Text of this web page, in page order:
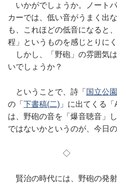
いかがでしょうか。ノート
カーでは、低い音がうまく出
も、これほどの低音になると
程」というものを感じとりに
しかし、「野砲」の雰囲気
いでしょうか？
ということで、詩「 国立公
の「 下書稿(二) 」に出てくる
は、野砲の音を「爆音聴音」
ではないかというのが、今日
◇
賢治の時代には、野砲の発